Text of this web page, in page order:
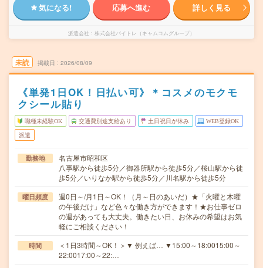
気になる! 応募へ進む 詳しく見る
派遣会社 株式会社バイトレ（キャムコムグループ）
未読 掲載日 2026/08/09
《単発1日OK！日払い可》＊コスメのモクモ
クシール貼り
職種未経験OK 交通費別途支給あり 土日祝日が休み WEB登録OK
派遣
勤務地
名古屋市昭和区
八事駅から徒歩5分／御器所駅から徒歩5分／桜山駅から徒
歩5分／いりなか駅から徒歩5分／川名駅から徒歩5分
曜日頻度
週0日～/月1日～OK！（月～日のあいだ）★「火曜と木曜
の午後だけ」など色々な働き方ができます！★お仕事ゼロ
の週があっても大丈夫。働きたい日、お休みの希望はお気
軽にご相談ください！
時間
＜1日3時間～OK！＞▼ 例えば… ▼15:00～18:0015:00～
22:0017:00～22:…